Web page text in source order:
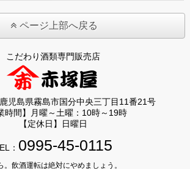
ページ上部へ戻る
こだわり酒類専門販売店
児島県霧島市国分中央三丁目11番21号
時間】月曜～土曜：10時～19時
【定休日】日曜日
： 0995-45-0115
飲酒運転は絶対にやめましょう。